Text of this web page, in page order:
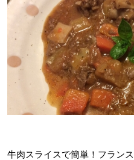
牛肉スライスで簡単！フラン